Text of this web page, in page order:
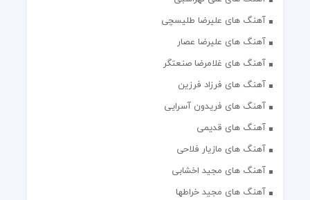
آهنگ های علیرضا طلیسچی
آهنگ های علیرضا عصار
آهنگ های غلامرضا صنعتگر
آهنگ های فرزاد فرزین
آهنگ های فریدون آسرایی
آهنگ های قدیمی
آهنگ های مازیار فلاحی
آهنگ های مجید اخشابی
آهنگ های مجید خراطها